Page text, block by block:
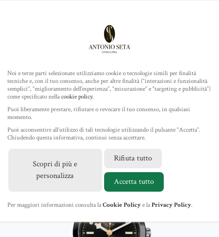
ROLEX
TUDOR
GIOIELLERIA
IL NEGOZIO
NEWS
CONTATTI
Noi e terze parti selezionate utilizziamo cookie o tecnologie simili per finalità
tecniche e, con il tuo consenso, anche per altre finalità (“interazioni e funzionalità
semplici”, “miglioramento dell'esperienza”, “misurazione” e “targeting e pubblicità”)
come specificato nellacookie policy.
Puoi liberamente prestare, rifiutare o revocare il tuo consenso, in qualsiasi
momento.
Puoi acconsentire all’utilizzo di tali tecnologie utilizzando il pulsante “Accetta”.
Chiudendo questa informativa, continui senza accettare.
Scopri di più e
personalizza
Rifiuta tutto
Accetta tutto
Per maggiori informazioni consulta laCookie Policye laPrivacy Policy.